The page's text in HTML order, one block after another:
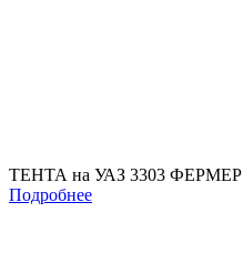
ТЕНТА на УАЗ 3303 ФЕРМЕР
Подробнее